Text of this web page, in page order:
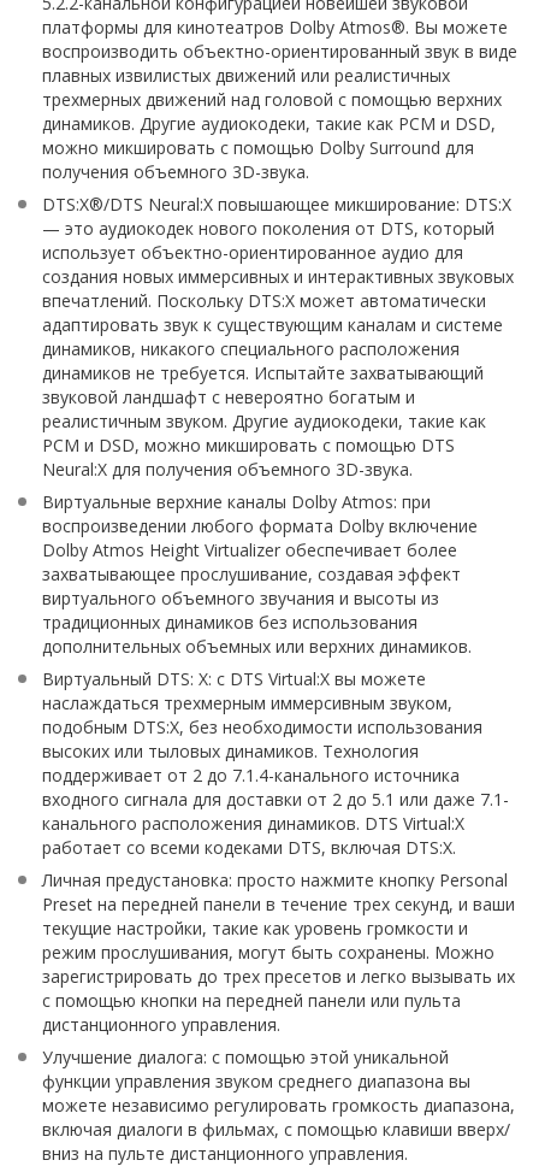
платформы для кинотеатров Dolby Atmos®. Вы можете
воспроизводить объектно-ориентированный звук в виде
плавных извилистых движений или реалистичных
трехмерных движений над головой с помощью верхних
динамиков. Другие аудиокодеки, такие как PCM и DSD,
можно микшировать с помощью Dolby Surround для
получения объемного 3D-звука.
DTS:X®/DTS Neural:X повышающее микширование: DTS:X
— это аудиокодек нового поколения от DTS, который
использует объектно-ориентированное аудио для
создания новых иммерсивных и интерактивных звуковых
впечатлений. Поскольку DTS:X может автоматически
адаптировать звук к существующим каналам и системе
динамиков, никакого специального расположения
динамиков не требуется. Испытайте захватывающий
звуковой ландшафт с невероятно богатым и
реалистичным звуком. Другие аудиокодеки, такие как
PCM и DSD, можно микшировать с помощью DTS
Neural:X для получения объемного 3D-звука.
Виртуальные верхние каналы Dolby Atmos: при
воспроизведении любого формата Dolby включение
Dolby Atmos Height Virtualizer обеспечивает более
захватывающее прослушивание, создавая эффект
виртуального объемного звучания и высоты из
традиционных динамиков без использования
дополнительных объемных или верхних динамиков.
Виртуальный DTS: X: с DTS Virtual:X вы можете
наслаждаться трехмерным иммерсивным звуком,
подобным DTS:X, без необходимости использования
высоких или тыловых динамиков. Технология
поддерживает от 2 до 7.1.4-канального источника
входного сигнала для доставки от 2 до 5.1 или даже 7.1-
канального расположения динамиков. DTS Virtual:X
работает со всеми кодеками DTS, включая DTS:X.
Личная предустановка: просто нажмите кнопку Personal
Preset на передней панели в течение трех секунд, и ваши
текущие настройки, такие как уровень громкости и
режим прослушивания, могут быть сохранены. Можно
зарегистрировать до трех пресетов и легко вызывать их
с помощью кнопки на передней панели или пульта
дистанционного управления.
Улучшение диалога: с помощью этой уникальной
функции управления звуком среднего диапазона вы
можете независимо регулировать громкость диапазона,
включая диалоги в фильмах, с помощью клавиши вверх/
вниз на пульте дистанционного управления.